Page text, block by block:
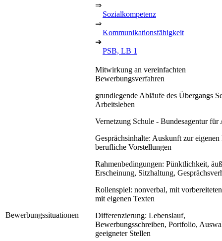
⇒
Sozialkompetenz
⇒
Kommunikationsfähigkeit
➔
PSB, LB 1
Bewerbungssituationen
Mitwirkung an vereinfachten
Bewerbungsverfahren
grundlegende Abläufe des Übergangs
Arbeitsleben
Vernetzung Schule - Bundesagentur für
Gesprächsinhalte: Auskunft zur eigenen
berufliche Vorstellungen
Rahmenbedingungen: Pünktlichkeit,
Erscheinung, Sitzhaltung,
Rollenspiel: nonverbal, mit
mit eigenen Texten
Differenzierung: Lebenslauf,
Bewerbungsschreiben, Portfolio,
geeigneter Stellen